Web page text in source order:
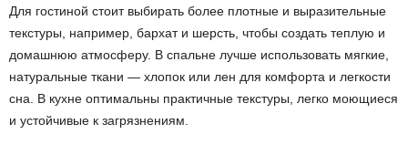
Для гостиной стоит выбирать более плотные и выразительные
текстуры, например, бархат и шерсть, чтобы создать теплую и
домашнюю атмосферу. В спальне лучше использовать мягкие,
натуральные ткани — хлопок или лен для комфорта и легкости
сна. В кухне оптимальны практичные текстуры, легко моющиеся
и устойчивые к загрязнениям.